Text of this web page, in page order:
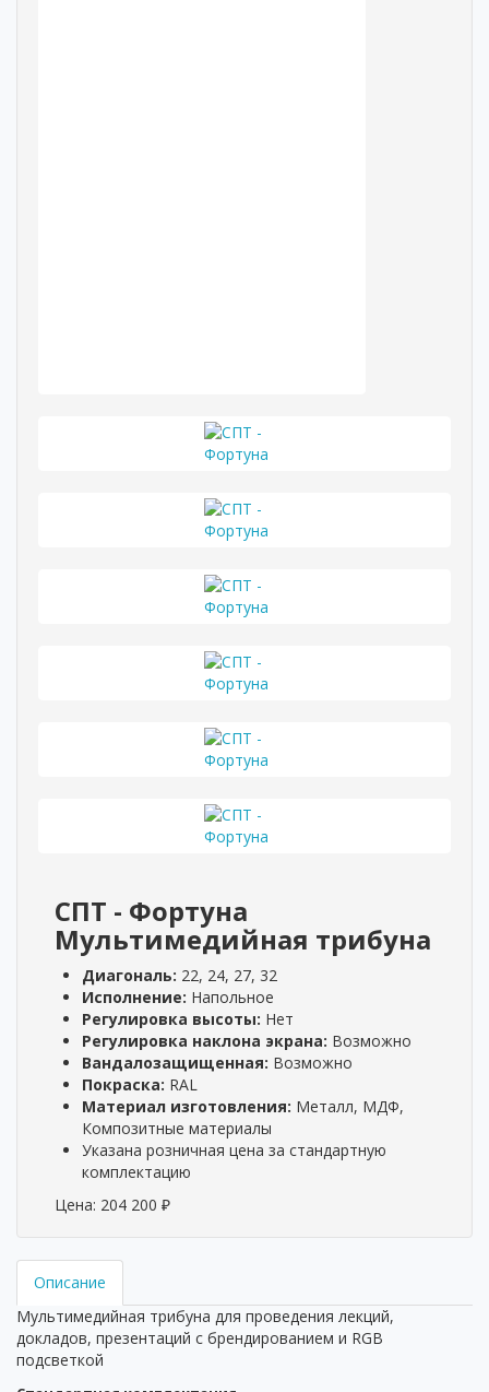
СПТ - Фортуна
Мультимедийная трибуна
Диагональ: 22, 24, 27, 32
Исполнение: Напольное
Регулировка высоты: Нет
Регулировка наклона экрана: Возможно
Вандалозащищенная: Возможно
Покраска: RAL
Материал изготовления: Металл, МДФ,
Композитные материалы
Указана розничная цена за стандартную
комплектацию
Цена: 204 200 ₽
Описание
Мультимедийная трибуна для проведения лекций,
докладов, презентаций с брендированием и RGB
подсветкой